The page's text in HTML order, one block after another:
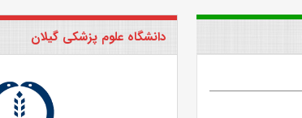
دانشگاه علوم پزشکی گیلان